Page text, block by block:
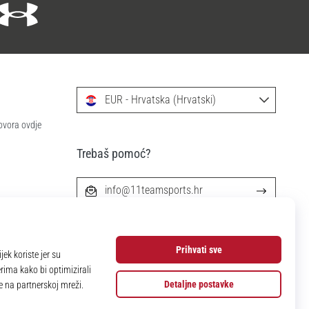
ovdje
EUR - Hrvatska (Hrvatski)
Trebaš pomoć?
info@11teamsports.hr